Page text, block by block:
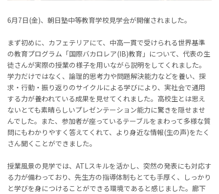
6月7日(金)、朝日塾中等教育学校見学会が開催されました。
まず初めに、カフェテリアにて、中高一貫で受けられる世界基準
の教育プログラム「国際バカロレア(IB)教育」について、代表の生
徒さんが実際の授業の様子を用いながら説明をしてくれました。
学力だけではなく、論理的思考力や問題解決能力などを養い、探
求・行動・振り返りのサイクルによる学びにより、実社会で通用
する力が養われている成果を見せてくれました。高校生とは思え
ないとても素晴らしいプレゼンテーション能力に驚きを隠せませ
んでした。また、参加者が座っているテーブルをまわって多様な質
問にもわかりやすく答えてくれて、より身近な情報(生の声)をたく
さん聞くことができました。
授業風景の見学では、ATLスキルを活かし、突然の発表にも対応す
る力が備わっており、先生方の指導体制もとても手厚く、しっかり
と学びを身につけることができる環境であると感じました。廊下